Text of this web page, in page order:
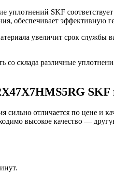
уплотнений SKF
обеспечивает эффективную
увеличит срок службы
склада различные
сильно отличается по цене и
высокое качество —